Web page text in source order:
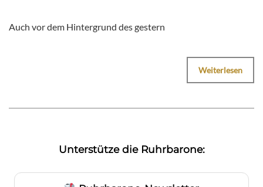
Auch vor dem Hintergrund des gestern
Weiterlesen
Unterstütze die Ruhrbarone: